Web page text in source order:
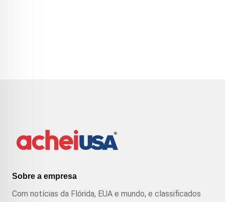
Sobre a empresa
Com notícias da Flórida, EUA e mundo, e classificados